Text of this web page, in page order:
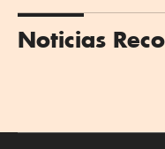
Noticias